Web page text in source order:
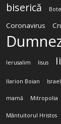
biserică
Coronavirus
Ierusalim Iisus
Ilarion Boian Israel
mamă Mitropolia
Mântuitorul Hristos